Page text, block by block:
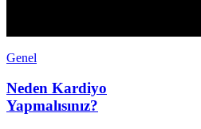
Genel
Neden Kardiyo
Yapmalısınız?